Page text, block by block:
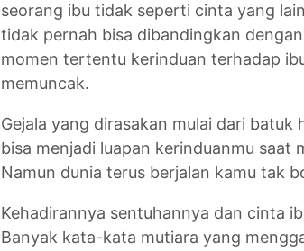
seorang ibu tidak seperti cinta yang
tidak pernah bisa dibandingkan
momen tertentu kerinduan terhadap
memuncak.
Gejala yang dirasakan mulai dari
bisa menjadi luapan kerinduanmu saat
Namun dunia terus berjalan kamu tak
Kehadirannya sentuhannya dan cinta
Banyak kata-kata mutiara yang